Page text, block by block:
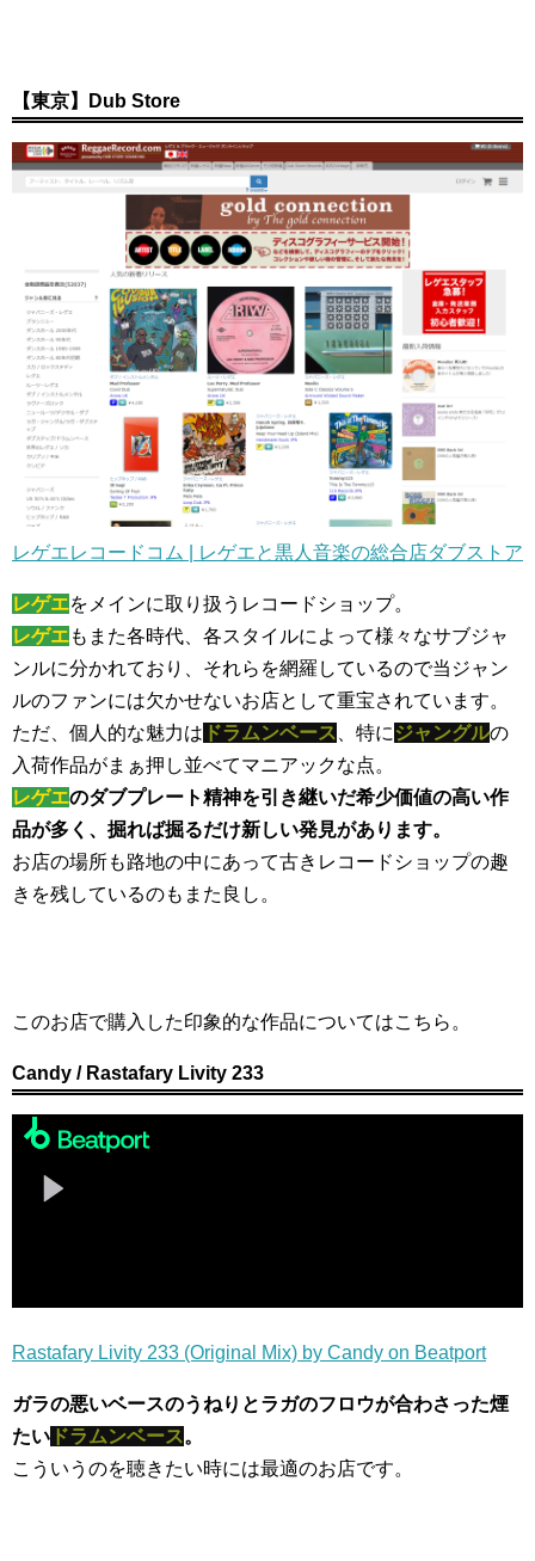
【東京】Dub Store
レゲエレコードコム | レゲエと黒人音楽の総合店ダブストア
レゲエをメインに取り扱うレコードショップ。
レゲエもまた各時代、各スタイルによって様々なサブジャ
ンルに分かれており、それらを網羅しているので当ジャン
ルのファンには欠かせないお店として重宝されています。
ただ、個人的な魅力は ドラムンベース 、特に ジャングルの
入荷作品がまぁ押し並べてマニアックな点。
レゲエのダブプレート精神を引き継いだ希少価値の高い作
品が多く、掘れば掘るだけ新しい発見があります。
お店の場所も路地の中にあって古きレコードショップの趣
きを残しているのもまた良し。
このお店で購入した印象的な作品についてはこちら。
Candy / Rastafary Livity 233
Rastafary Livity 233 (Original Mix) by Candy on Beatport
ガラの悪いベースのうねりとラガのフロウが合わさった煙
たい ドラムンベース。
こういうのを聴きたい時には最適のお店です。